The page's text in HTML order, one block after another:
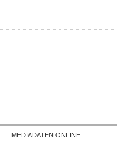
MEDIADATEN ONLINE